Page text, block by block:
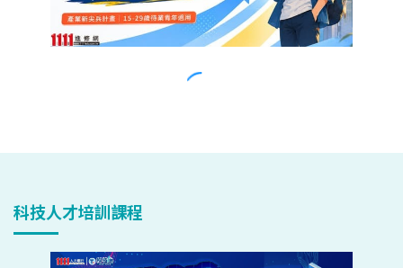
科技人才培訓課程